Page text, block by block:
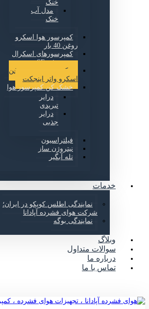
خنک
مدل آب
خنک
کمپرسور هوا اسکرو
روغن 40 بار
کمپرسورهای اسکرال
بدون روغن SF
کمپرسور بدون روغن
اسکرو واتر اینجکت
خشک کن کمپرسور هوا
درایر
تبریدی
درایر
جذبی
فیلتراسیون
نیتروژن ساز
تله آبگیر
خدمات
نمایندگی اطلس کوپکو در ایران؛
شرکت هوای فشرده آپادانا
نمایندگی بوگه
وبلاگ
سوالات متداول
درباره ما
تماس با ما